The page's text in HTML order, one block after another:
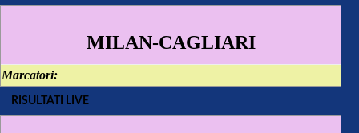
MILAN-CAGLIARI
Marcatori:
RISULTATI LIVE